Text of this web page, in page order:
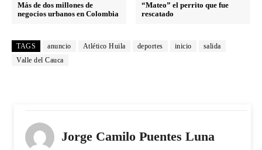
Más de dos millones de
negocios urbanos en Colombia
“Mateo” el perrito que fue
rescatado
TAGS anuncio Atlético Huila deportes inicio
salida
Valle del Cauca
Jorge Camilo Puentes Luna